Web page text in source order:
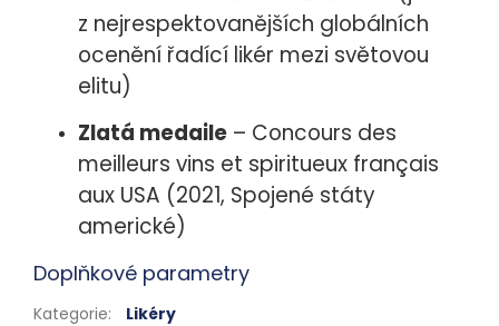
z nejrespektovanějších globálních
ocenění řadící likér mezi světovou
elitu)
Zlatá medaile – Concours des
meilleurs vins et spiritueux français
aux USA (2021, Spojené státy
americké)
Doplňkové parametry
Kategorie:
Likéry